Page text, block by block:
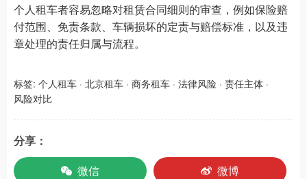
个人租车者容易忽略对租赁合同细则的审查，例如保险赔
付范围、免责条款、车辆损坏的定责与赔偿标准，以及违
章处理的责任归属与流程。
标签: 个人租车 · 北京租车 · 商务租车 · 法律风险 · 责任主体 ·
风险对比
分享：
微信
微博